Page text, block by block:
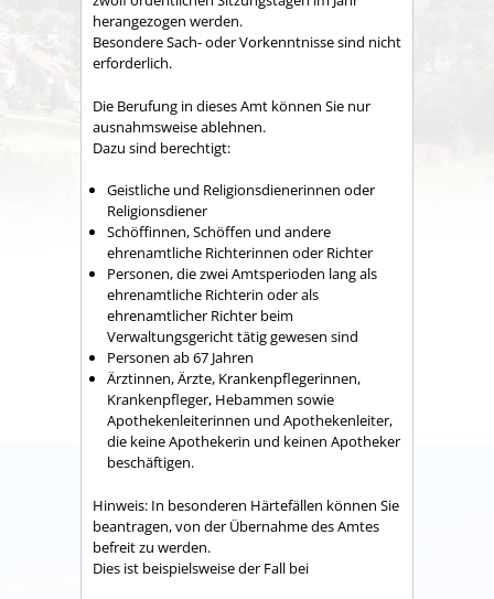
herangezogen werden.
Besondere Sach- oder Vorkenntnisse sind nicht
erforderlich.
Die Berufung in dieses Amt können Sie nur
ausnahmsweise ablehnen.
Dazu sind berechtigt:
Geistliche und Religionsdienerinnen oder
Religionsdiener
Schöffinnen, Schöffen und andere
ehrenamtliche Richterinnen oder Richter
Personen, die zwei Amtsperioden lang als
ehrenamtliche Richterin oder als
ehrenamtlicher Richter beim
Verwaltungsgericht tätig gewesen sind
Personen ab 67 Jahren
Ärztinnen, Ärzte, Krankenpflegerinnen,
Krankenpfleger, Hebammen sowie
Apothekenleiterinnen und Apothekenleiter,
die keine Apothekerin und keinen Apotheker
beschäftigen.
Hinweis: In besonderen Härtefällen können Sie
beantragen, von der Übernahme des Amtes
befreit zu werden.
Dies ist beispielsweise der Fall bei